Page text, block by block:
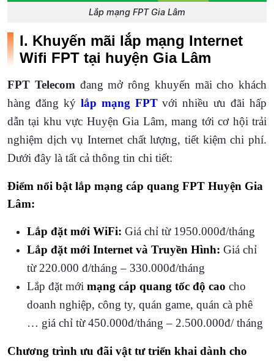
Lắp mạng FPT Gia Lâm
I. Khuyến mãi lắp mạng Internet
Wifi FPT tại huyện Gia Lâm
FPT Telecom đang mở rông khuyến mãi cho khách
hàng đăng ký lắp mạng FPTvới nhiều ưu đãi hấp
dẫn tại khu vực Huyện Gia Lâm, mang tới cơ hội trải
nghiệm dịch vụ Internet chất lượng, tiết kiệm chi phí.
Dưới đây là tất cả thông tin chi tiết:
Điểm nổi bật lắp mạng cáp quang FPT Huyện Gia
Lâm:
Lắp đặt mới WiFi: Giá chỉ từ 1950.000đ/tháng
Lắp đặt mới Internet và Truyền Hình: Giá chỉ
từ 220.000 đ/tháng – 330.000đ/tháng
Lắp đặt mới mạng cáp quang tốc độ cao cho
doanh nghiệp, công ty, quán game, quán cà phê
… giá chỉ từ 450.000đ/tháng – 2.500.000đ/ tháng
Chương trình ưu đãi vật tư triển khai dành cho